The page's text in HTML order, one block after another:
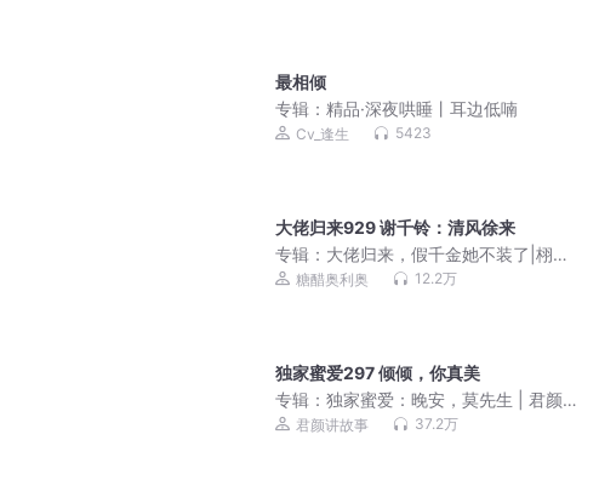
最相倾
专辑： 精品·深夜哄睡丨耳边低喃
Cv_逢生 5423
大佬归来929 谢千铃：清风徐来
专辑： 大佬归来，假千金她不装了|栩栩
如生|玄学灵异爆笑风水悬疑|关栩栩/姜
糖醋奥利奥 12.2万
独家蜜爱297 倾倾，你真美
专辑： 独家蜜爱：晚安，莫先生 | 君颜/
予彤 | 免费多人剧
君颜讲故事 37.2万